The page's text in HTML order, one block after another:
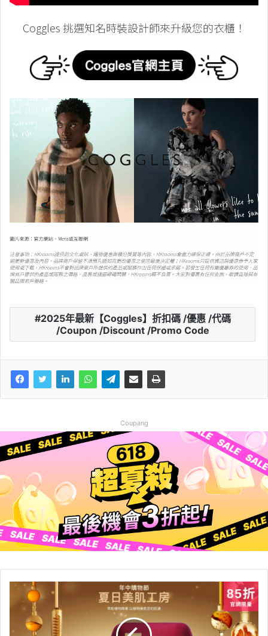
Coggles 挑選知名時裝設計師來升級您的衣櫃！
2025年最新【Coggles】折扣碼 /優惠 /代碼
/Coupon /Discount /Promo Code
Coupang